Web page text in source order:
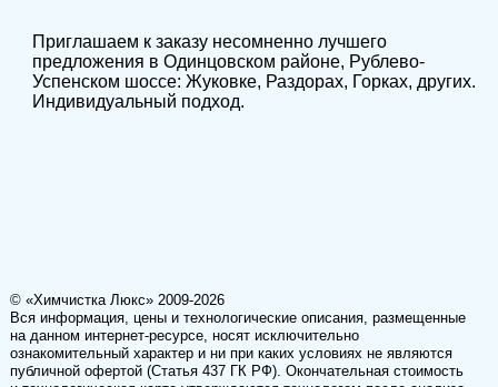
Приглашаем к заказу несомненно лучшего
предложения в Одинцовском районе, Рублево-
Успенском шоссе: Жуковке, Раздорах, Горках, других.
Индивидуальный подход.
© «Химчистка Люкс» 2009-2026
Вся информация, цены и технологические описания, размещенные
на данном интернет-ресурсе, носят исключительно
ознакомительный характер и ни при каких условиях не являются
публичной офертой (Статья 437 ГК РФ). Окончательная стоимость